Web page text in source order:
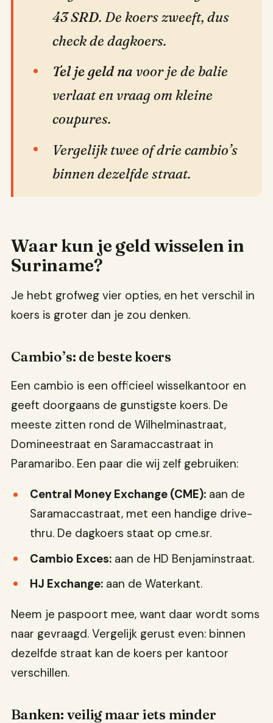
43 SRD. De koers zweeft, dus
check de dagkoers.
Tel je geld na voor je de balie
verlaat en vraag om kleine
coupures.
Vergelijk twee of drie cambio’s
binnen dezelfde straat.
Waar kun je geld wisselen in
Suriname?
Je hebt grofweg vier opties, en het verschil in
koers is groter dan je zou denken.
Cambio’s: de beste koers
Een cambio is een officieel wisselkantoor en
geeft doorgaans de gunstigste koers. De
meeste zitten rond de Wilhelminastraat,
Domineestraat en Saramaccastraat in
Paramaribo. Een paar die wij zelf gebruiken:
Central Money Exchange (CME):aan de
Saramaccastraat, met een handige drive-
thru. De dagkoers staat op cme.sr.
Cambio Exces:aan de HD Benjaminstraat.
HJ Exchange:aan de Waterkant.
Neem je paspoort mee, want daar wordt soms
naar gevraagd. Vergelijk gerust even: binnen
dezelfde straat kan de koers per kantoor
verschillen.
Banken: veilig maar iets minder